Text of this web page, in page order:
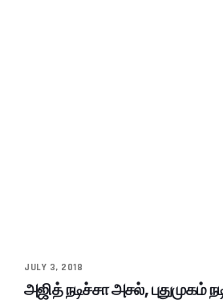
JULY 3, 2018
அஜித் நடிச்சா அசல், புதுமுகம்